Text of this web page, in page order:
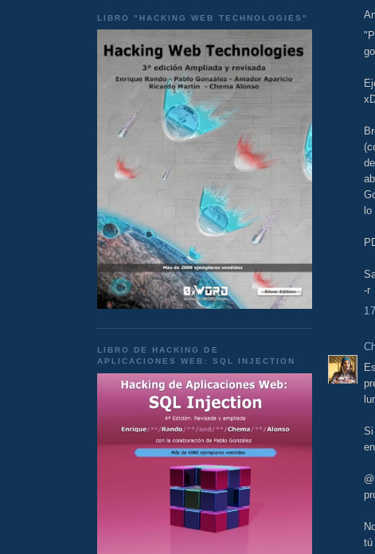
LIBRO "HACKING WEB TECHNOLOGIES"
LIBRO DE HACKING DE
APLICACIONES WEB: SQL INJECTION
-r
tú